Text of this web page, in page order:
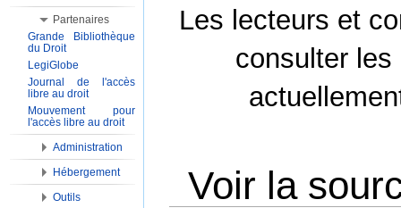
Les lecteurs et
consulter les
Voir la
Partenaires
Grande Bibliothèque
du Droit
LegiGlobe
Journal de l'accès
libre au droit
Mouvement pour
l'accès libre au droit
Administration
Hébergement
Outils